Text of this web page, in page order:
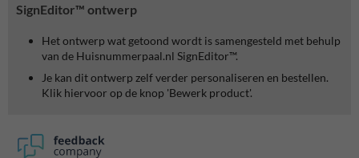
SignEditor™ ontwerp
Het ontwerp wat getoond wordt is samengesteld met behulp
van de Huisnummerpaal.nl SignEditor™.
Je kan dit ontwerp zelf verder personaliseren en bestellen.
Klik hiervoor op de knop 'Bewerk product'.